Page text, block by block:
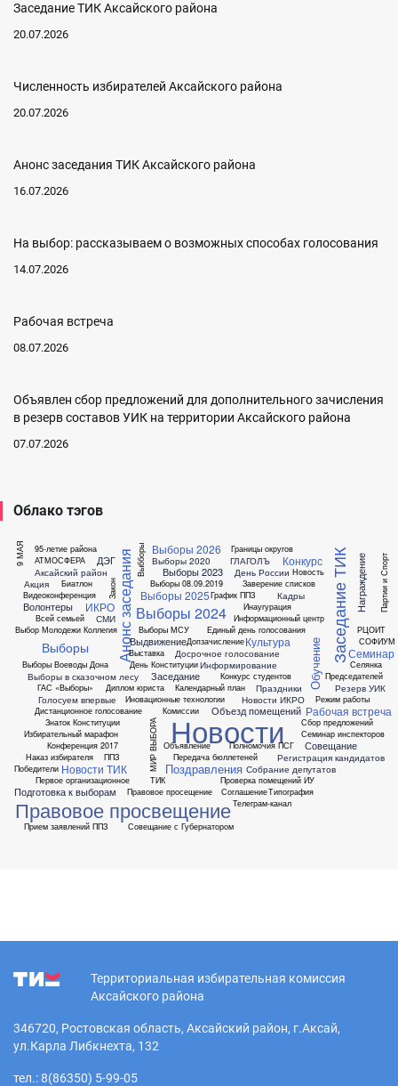
Заседание ТИК Аксайского района
20.07.2026
Численность избирателей Аксайского района
20.07.2026
Анонс заседания ТИК Аксайского района
16.07.2026
На выбор: рассказываем о возможных способах голосования
14.07.2026
Рабочая встреча
08.07.2026
Объявлен сбор предложений для дополнительного зачисления
в резерв составов УИК на территории Аксайского района
07.07.2026
Облако тэгов
9 МАЯ
95-летие района
АТМОСФЕРА
Аксайский район
Акция
Анонс заседания
Биатлон
Видеоконференция
Волонтеры
Всей семьей
Выбборы
Выбор Молодежи
Выборы
Выборы 08.09.2019
Выборы 2020
Выборы 2023
Выборы 2024
Выборы 2025
Выборы 2026
Выборы Воеводы Дона
Выборы МСУ
Выборы в сказочном лесу
Выдвижение
Выставка
ГАС «Выборы»
ГЛАГОЛЪ
Голосуем впервые
Границы округов
График ППЗ
ДЭГ
День Конституции
День России
Диплом юриста
Дистанционное голосование
Допзачисление
Досрочное голосование
Единый день голосования
Заверение списков
Закон
Заседание
Заседание ТИК
Знаток Конституции
ИКРО
Избирательный марафон
Инаугурация
Иновационные технологии
Информационный центр
Информирование
Кадры
Календарный план
Коллегия
Комиссии
Конкурс
Конкурс студентов
Конференция 2017
Культура
МИР ВЫБОРА
Награждение
Наказ избирателя
Новости
Новости ИКРО
Новости ТИК
Новость
Обучение
Объезд помещений
Объявление
ППЗ
Партии и Спорт
Первое организационное
Передача бюллетеней
Победители
Подготовка к выборам
Поздравления
Полномочия ПСГ
Правовое просвещение
Правовое просещение
Праздники
Председателей
Прием заявлений ППЗ
Проверка помещений ИУ
РЦОИТ
Рабочая встреча
Регистрация кандидатов
Режим работы
Резерв УИК
СМИ
СОФИУМ
Сбор предложений
Селянка
Семинар
Семинар инспекторов
Собрание депутатов
Совещание
Совещание с Губернатором
Соглашение
ТИК
Телеграм-канал
Типография
Территориальная избирательная комиссия
Аксайского района
346720, Ростовская область, Аксайский район, г.Аксай,
ул.Карла Либкнехта, 132
тел.: 8(86350) 5-99-05